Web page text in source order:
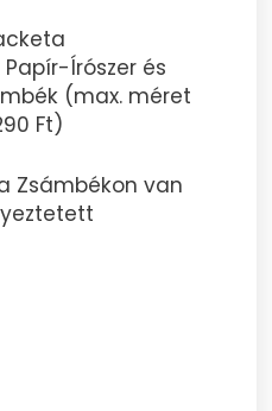
Írószer és
(max. méret
Ft)
Zsámbékon van